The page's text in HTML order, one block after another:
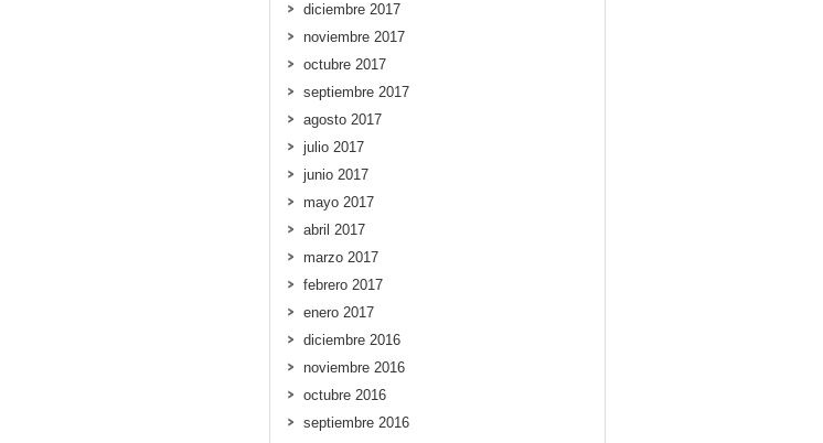
diciembre 2017
noviembre 2017
octubre 2017
septiembre 2017
agosto 2017
julio 2017
junio 2017
mayo 2017
abril 2017
marzo 2017
febrero 2017
enero 2017
diciembre 2016
noviembre 2016
octubre 2016
septiembre 2016